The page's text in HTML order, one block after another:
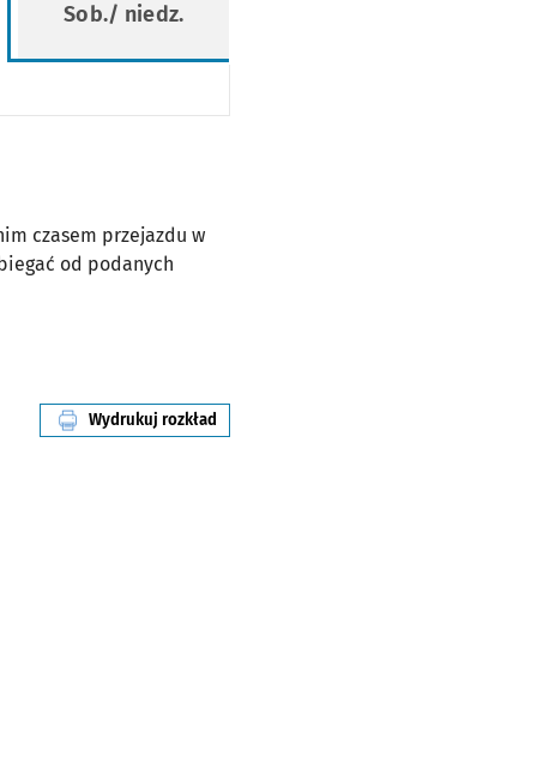
Sob./ niedz.
czasem przejazdu w
od podanych
Wydrukuj rozkład
linii nr 255